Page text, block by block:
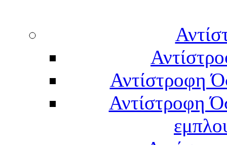
Αντίστροφη
Αντίστροφη